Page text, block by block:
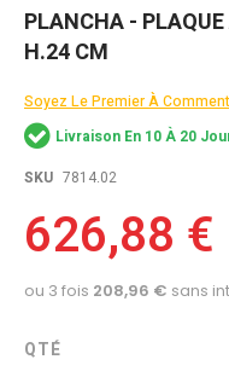
Skip
the
of
the
images
PLANCHA -
H.24 CM
Soyez Le Premier À
Livraison En 10 À 20
SKU 7814.02
626,88 €
QTÉ